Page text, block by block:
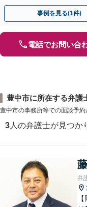
早めにご相談ください。【
事例を見る(1件)
電話でお問い合
豊中市に所在する弁護
豊中市の事務所等での面談予約
3 人の弁護士が見つか
弁